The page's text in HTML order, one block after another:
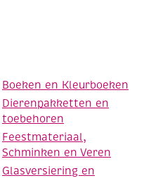
Boeken en Kleurboeken
Dierenpakketten en
toebehoren
Feestmateriaal,
Schminken en Veren
Glasversiering en